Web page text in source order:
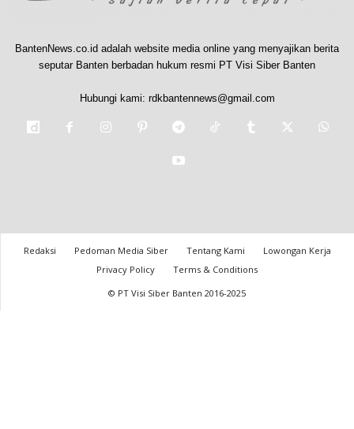
BantenNews.co.id adalah website media online yang menyajikan berita
seputar Banten berbadan hukum resmi PT Visi Siber Banten
Hubungi kami: rdkbantennews@gmail.com
Redaksi Pedoman Media Siber Tentang Kami
Lowongan Kerja
Privacy Policy
Terms & Conditions
© PT Visi Siber Banten 2016-2025